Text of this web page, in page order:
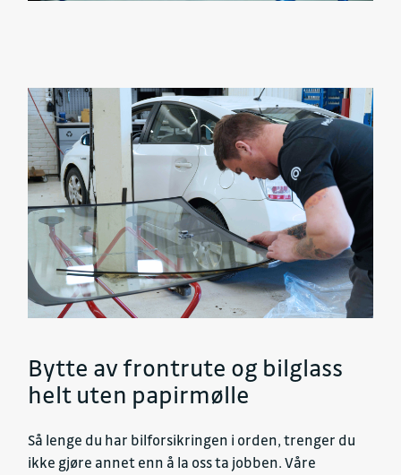
Bytte av frontrute og bilglass
helt uten papirmølle
Så lenge du har bilforsikringen i orden, trenger du
ikke gjøre annet enn å la oss ta jobben. Våre